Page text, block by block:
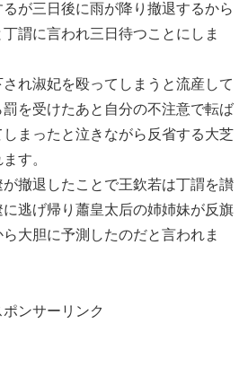
が三日後に雨が降り撤退するから
謂に言われ三日待つことにしま
れ淑妃を殴ってしまうと流産して
を受けたあと自分の不注意で転ば
まったと泣きながら反省する大芝
す。
撤退したことで王欽若は丁謂を讃
逃げ帰り蕭皇太后の姉姉妹が反旗
大胆に予測したのだと言われま
ポンサーリンク